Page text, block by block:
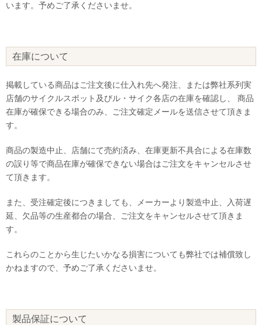
います。予めご了承くださいませ。
在庫について
掲載している商品はご注文後に仕入れ先へ発注、または弊社系列実
店舗のサイクルスポット及びル・サイク各店の在庫を確認し、 商品
在庫が確保できる場合のみ、ご注文確定メールを送信させて頂きま
す。
商品の製造中止、店舗にて売約済み、在庫更新不具合による在庫数
の誤り等で商品在庫が確保できない場合はご注文をキャンセルさせ
て頂きます。
また、受注確定後につきましても、メーカーより製造中止、入荷遅
延、欠品等の生産都合の場合、ご注文をキャンセルさせて頂きま
す。
これらのことから生じたいかなる損害についても弊社では補償致し
かねますので、予めご了承くださいませ。
製品保証について